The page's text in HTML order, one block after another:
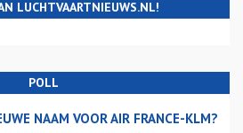
LUCHTVAARTNIEUWS.NL!
POLL
NAAM VOOR AIR FRANCE-KLM?